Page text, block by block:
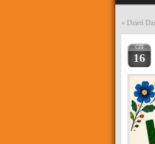
« Dzień
CZE
16